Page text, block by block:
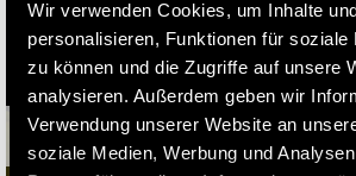
Wir verwenden Cookies, um Inhalte
personalisieren, Funktionen für soziale
zu können und die Zugriffe auf unsere
analysieren. Außerdem geben wir
Verwendung unserer Website an
soziale Medien, Werbung und